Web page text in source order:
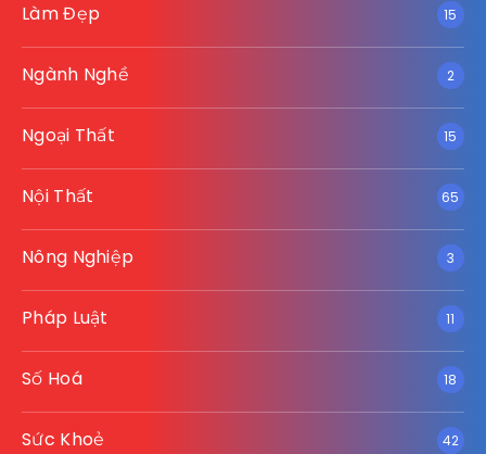
Làm Đẹp 15
Ngành Nghề 2
Ngoại Thất 15
Nội Thất 65
Nông Nghiệp 3
Pháp Luật 11
Số Hoá 18
Sức Khoẻ 42